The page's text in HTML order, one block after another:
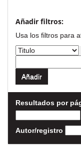
Añadir filtros:
Usa los filtros para
Resultados por
Autor/registro